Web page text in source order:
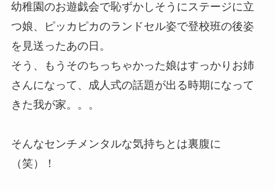
幼稚園のお遊戯会で恥ずかしそうにステージに立
つ娘、ピッカピカのランドセル姿で登校班の後姿
を見送ったあの日。
そう、もうそのちっちゃかった娘はすっかりお姉
さんになって、成人式の話題が出る時期になって
きた我が家。。。
そんなセンチメンタルな気持ちとは裏腹に
（笑）！